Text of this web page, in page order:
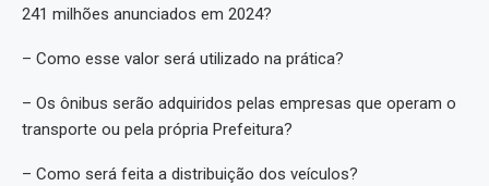
241 milhões anunciados em 2024?
– Como esse valor será utilizado na prática?
– Os ônibus serão adquiridos pelas empresas que operam o
transporte ou pela própria Prefeitura?
– Como será feita a distribuição dos veículos?